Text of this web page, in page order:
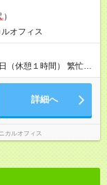
）
オフィス
（休憩１時間） 繁忙期
あり
詳細へ
カルオフィス